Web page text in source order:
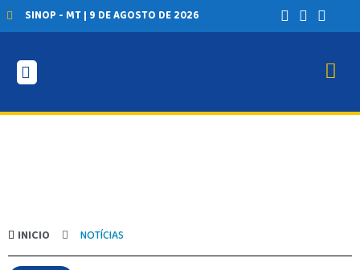
SINOP - MT | 9 DE AGOSTO DE 2026
INICIO NOTÍCIAS